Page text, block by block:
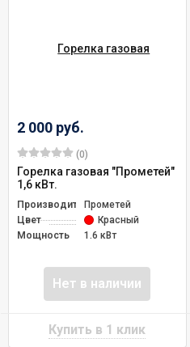
2 000 руб.
(0)
Горелка газовая "Прометей"
1,6 кВт.
ПроизводительПрометей
Цвет
Красный
Мощность
1.6 кВт
Нет в наличии